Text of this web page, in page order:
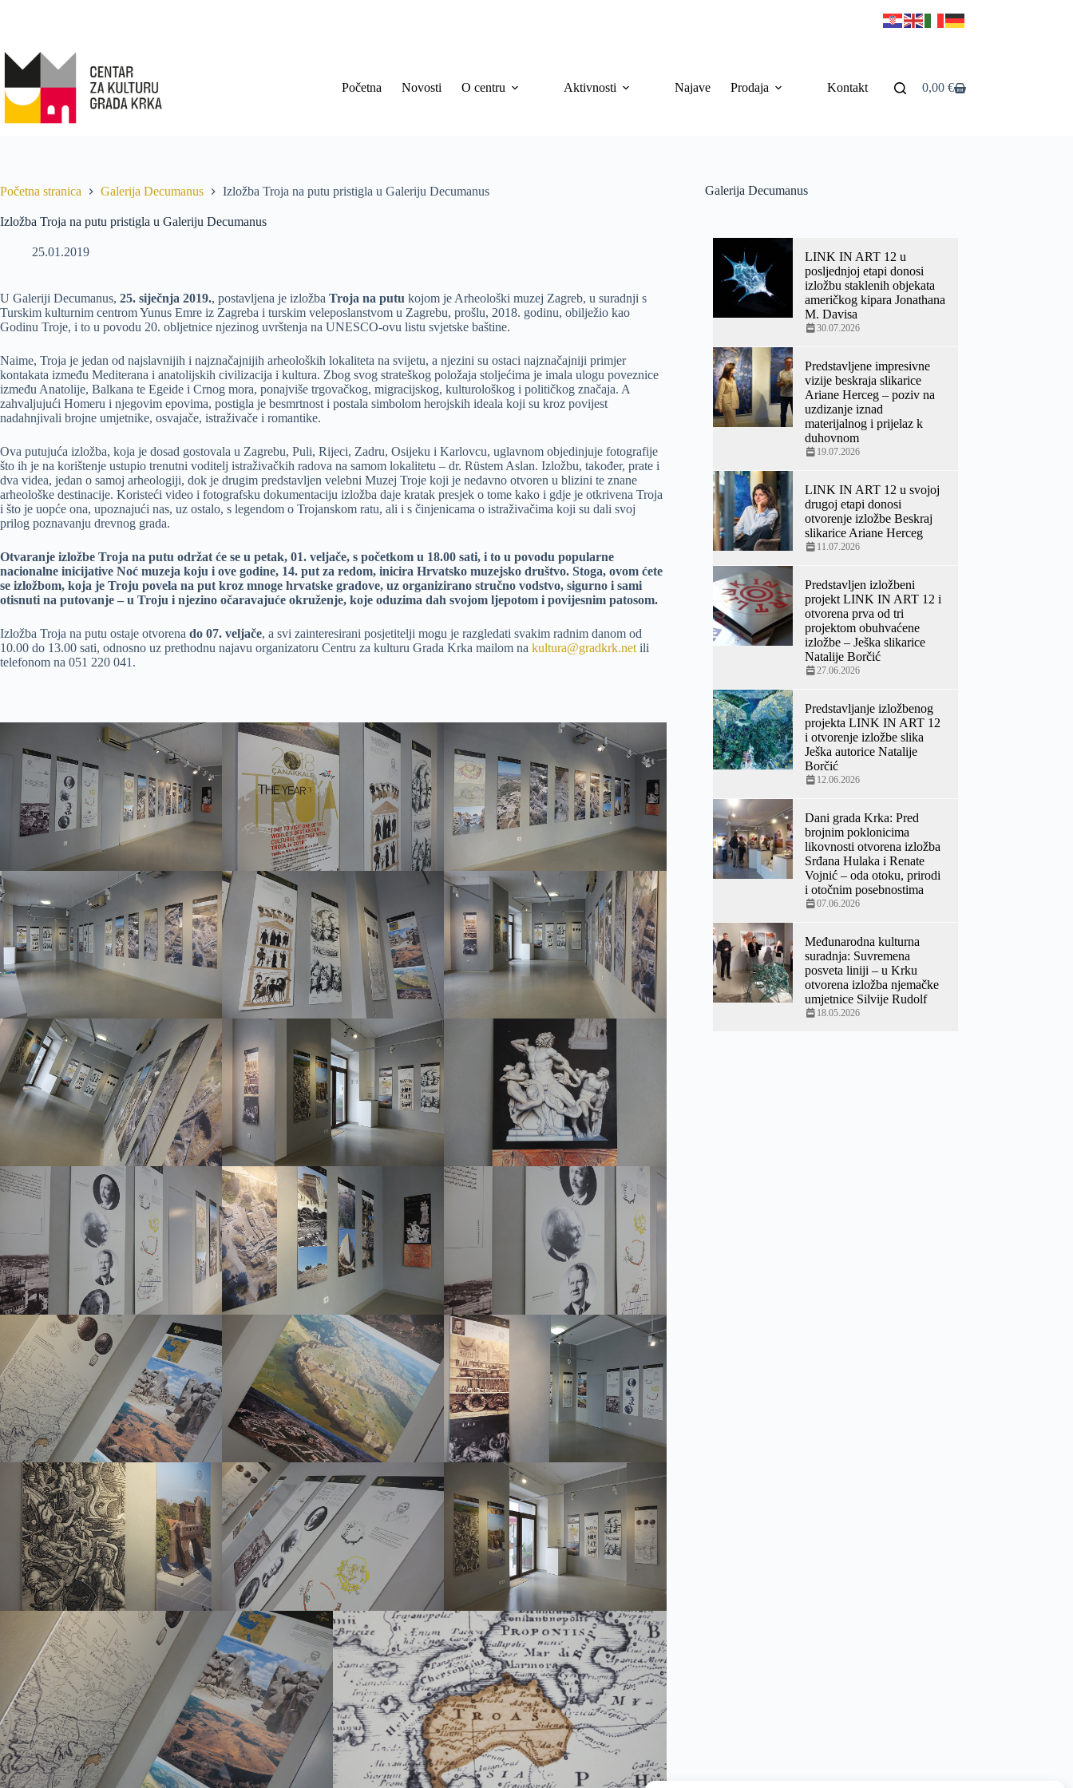
Početna Novosti O centru Aktivnosti Najave Prodaja Kontakt 0,00 €
Početna stranica Galerija Decumanus Izložba Troja na putu pristigla u Galeriju Decumanus
Izložba Troja na putu pristigla u Galeriju Decumanus
25.01.2019
U Galeriji Decumanus, 25. siječnja 2019., postavljena je izložba Troja na putu kojom je Arheološki muzej Zagreb, u suradnji s
Turskim kulturnim centrom Yunus Emre iz Zagreba i turskim veleposlanstvom u Zagrebu, prošlu, 2018. godinu, obilježio kao
Godinu Troje, i to u povodu 20. obljetnice njezinog uvrštenja na UNESCO-ovu listu svjetske baštine.
Naime, Troja je jedan od najslavnijih i najznačajnijih arheoloških lokaliteta na svijetu, a njezini su ostaci najznačajniji primjer
kontakata između Mediterana i anatolijskih civilizacija i kultura. Zbog svog strateškog položaja stoljećima je imala ulogu poveznice
između Anatolije, Balkana te Egeide i Crnog mora, ponajviše trgovačkog, migracijskog, kulturološkog i političkog značaja. A
zahvaljujući Homeru i njegovim epovima, postigla je besmrtnost i postala simbolom herojskih ideala koji su kroz povijest
nadahnjivali brojne umjetnike, osvajače, istraživače i romantike.
Ova putujuća izložba, koja je dosad gostovala u Zagrebu, Puli, Rijeci, Zadru, Osijeku i Karlovcu, uglavnom objedinjuje fotografije
što ih je na korištenje ustupio trenutni voditelj istraživačkih radova na samom lokalitetu – dr. Rüstem Aslan. Izložbu, također, prate i
dva videa, jedan o samoj arheologiji, dok je drugim predstavljen velebni Muzej Troje koji je nedavno otvoren u blizini te znane
arheološke destinacije. Koristeći video i fotografsku dokumentaciju izložba daje kratak presjek o tome kako i gdje je otkrivena Troja
i što je uopće ona, upoznajući nas, uz ostalo, s legendom o Trojanskom ratu, ali i s činjenicama o istraživačima koji su dali svoj
prilog poznavanju drevnog grada.
Otvaranje izložbe Troja na putu održat će se u petak, 01. veljače, s početkom u 18.00 sati, i to u povodu popularne
nacionalne inicijative Noć muzeja koju i ove godine, 14. put za redom, inicira Hrvatsko muzejsko društvo. Stoga, ovom ćete
se izložbom, koja je Troju povela na put kroz mnoge hrvatske gradove, uz organizirano stručno vodstvo, sigurno i sami
otisnuti na putovanje – u Troju i njezino očaravajuće okruženje, koje oduzima dah svojom ljepotom i povijesnim patosom.
Izložba Troja na putu ostaje otvorena do 07. veljače, a svi zainteresirani posjetitelji mogu je razgledati svakim radnim danom od
10.00 do 13.00 sati, odnosno uz prethodnu najavu organizatoru Centru za kulturu Grada Krka mailom na kultura@gradkrk.net ili
telefonom na 051 220 041.
Galerija Decumanus
LINK IN ART 12 u
posljednjoj etapi donosi
izložbu staklenih objekata
američkog kipara Jonathana
M. Davisa
30.07.2026
Predstavljene impresivne
vizije beskraja slikarice
Ariane Herceg – poziv na
uzdizanje iznad
materijalnog i prijelaz k
duhovnom
19.07.2026
LINK IN ART 12 u svojoj
drugoj etapi donosi
otvorenje izložbe Beskraj
slikarice Ariane Herceg
11.07.2026
Predstavljen izložbeni
projekt LINK IN ART 12 i
otvorena prva od tri
projektom obuhvaćene
izložbe – Ješka slikarice
Natalije Borčić
27.06.2026
Predstavljanje izložbenog
projekta LINK IN ART 12
i otvorenje izložbe slika
Ješka autorice Natalije
Borčić
12.06.2026
Dani grada Krka: Pred
brojnim poklonicima
likovnosti otvorena izložba
Srđana Hulaka i Renate
Vojnić – oda otoku, prirodi
i otočnim posebnostima
07.06.2026
Međunarodna kulturna
suradnja: Suvremena
posveta liniji – u Krku
otvorena izložba njemačke
umjetnice Silvije Rudolf
18.05.2026